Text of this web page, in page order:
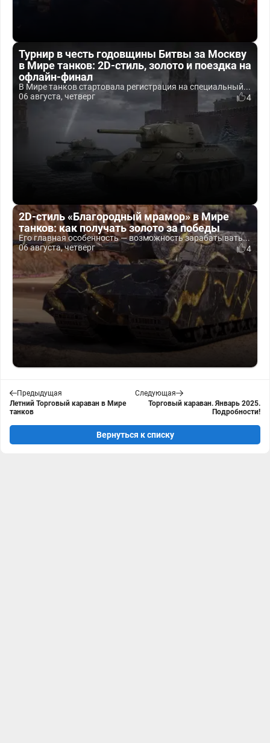
Турнир в честь годовщины Битвы за Москву
в Мире танков: 2D-стиль, золото и поездка на
офлайн-финал
В Мире танков стартовала регистрация на специальный...
06 августа, четверг
4
2D-стиль «Благородный мрамор» в Мире
танков: как получать золото за победы
Его главная особенность — возможность зарабатывать...
06 августа, четверг
4
Предыдущая
Летний Торговый караван в Мире
танков
Следующая
Торговый караван. Январь 2025.
Подробности!
Вернуться к списку